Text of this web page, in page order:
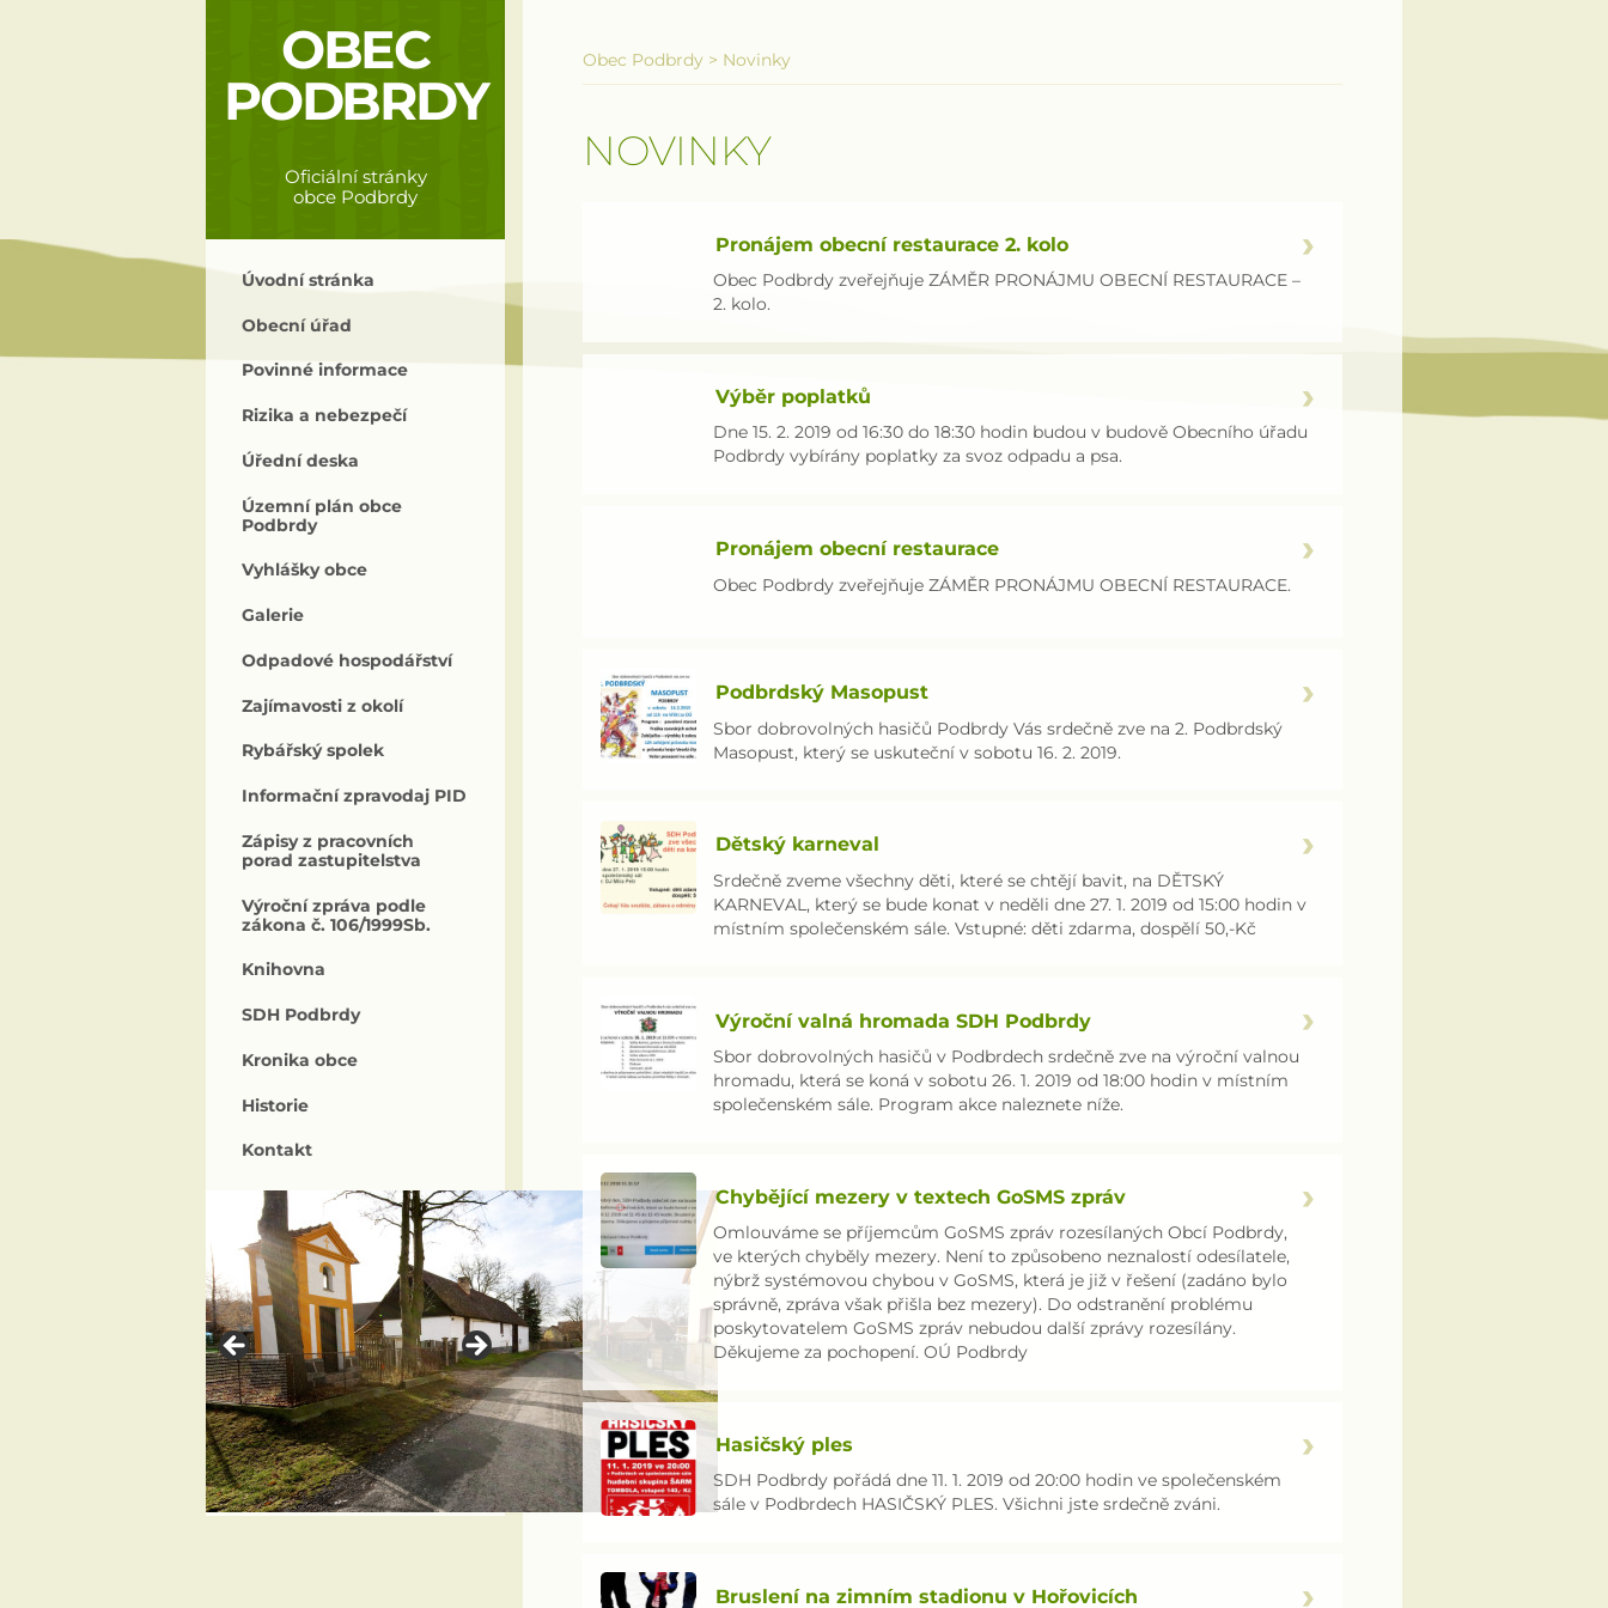
OBEC
PODBRDY
Oficiální stránky
obce Podbrdy
Úvodní stránka
Obecní úřad
Povinné informace
Rizika a nebezpečí
Úřední deska
Územní plán obce
Podbrdy
Vyhlášky obce
Galerie
Odpadové hospodářství
Zajímavosti z okolí
Rybářský spolek
Informační zpravodaj PID
Zápisy z pracovních
porad zastupitelstva
Výroční zpráva podle
zákona č. 106/1999Sb.
Knihovna
SDH Podbrdy
Kronika obce
Historie
Kontakt
Obec Podbrdy > Novinky
NOVINKY
Pronájem obecní restaurace 2. kolo
Obec Podbrdy zveřejňuje ZÁMĚR PRONÁJMU OBECNÍ RESTAURACE –
2. kolo.
Výběr poplatků
Dne 15. 2. 2019 od 16:30 do 18:30 hodin budou v budově Obecního úřadu
Podbrdy vybírány poplatky za svoz odpadu a psa.
Pronájem obecní restaurace
Obec Podbrdy zveřejňuje ZÁMĚR PRONÁJMU OBECNÍ RESTAURACE.
Podbrdský Masopust
Sbor dobrovolných hasičů Podbrdy Vás srdečně zve na 2. Podbrdský
Masopust, který se uskuteční v sobotu 16. 2. 2019.
Dětský karneval
Srdečně zveme všechny děti, které se chtějí bavit, na DĚTSKÝ
KARNEVAL, který se bude konat v neděli dne 27. 1. 2019 od 15:00 hodin v
místním společenském sále. Vstupné: děti zdarma, dospělí 50,-Kč
Výroční valná hromada SDH Podbrdy
Sbor dobrovolných hasičů v Podbrdech srdečně zve na výroční valnou
hromadu, která se koná v sobotu 26. 1. 2019 od 18:00 hodin v místním
společenském sále. Program akce naleznete níže.
Chybějící mezery v textech GoSMS zpráv
Omlouváme se příjemcům GoSMS zpráv rozesílaných Obcí Podbrdy,
ve kterých chyběly mezery. Není to způsobeno neznalostí odesílatele,
nýbrž systémovou chybou v GoSMS, která je již v řešení (zadáno bylo
správně, zpráva však přišla bez mezery). Do odstranění problému
poskytovatelem GoSMS zpráv nebudou další zprávy rozesílány.
Děkujeme za pochopení. OÚ Podbrdy
Hasičský ples
SDH Podbrdy pořádá dne 11. 1. 2019 od 20:00 hodin ve společenském
sále v Podbrdech HASIČSKÝ PLES. Všichni jste srdečně zváni.
Bruslení na zimním stadionu v Hořovicích